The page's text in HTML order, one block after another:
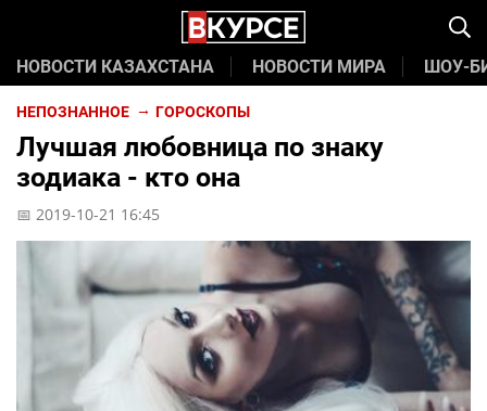
НОВОСТИ КАЗАХСТАНА НОВОСТИ МИРА ШОУ-
НЕПОЗНАННОЕ ГОРОСКОПЫ
Лучшая любовница по знаку
зодиака - кто она
📅 2019-10-21 16:45